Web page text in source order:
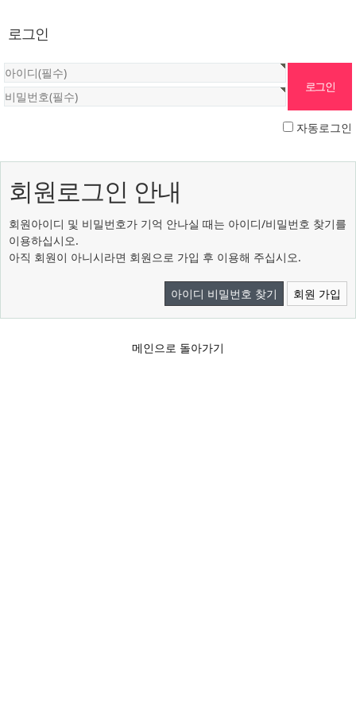
로그인
자동로그인
회원로그인 안내
회원아이디 및 비밀번호가 기억 안나실 때는 아이디/비밀번호 찾기를
이용하십시오.
아직 회원이 아니시라면 회원으로 가입 후 이용해 주십시오.
아이디 비밀번호 찾기 회원 가입
메인으로 돌아가기